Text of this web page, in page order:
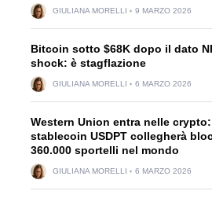
GIULIANA MORELLI 9 MARZO 2026
Bitcoin sotto $68K dopo il dato
shock: è stagflazione
GIULIANA MORELLI 6 MARZO 2026
Western Union entra nelle
stablecoin USDPT collegherà
360.000 sportelli nel mondo
GIULIANA MORELLI 6 MARZO 2026